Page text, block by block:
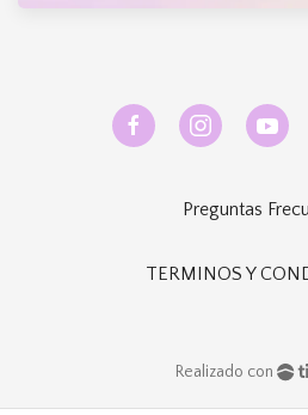
Preguntas
TERMINOS Y
Realizado con